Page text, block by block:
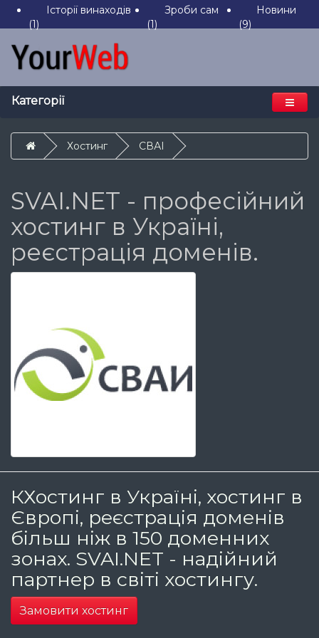
Історії винаходів
(1)
Зроби сам
(1)
Новини
(9)
Категорії
Хостинг СВАІ
SVAI.NET - професійний
хостинг в Україні,
реєстрація доменів.
КХостинг в Україні, хостинг в
Європі, реєстрація доменів
більш ніж в 150 доменних
зонах. SVAI.NET - надійний
партнер в світі хостингу.
Замовити хостинг